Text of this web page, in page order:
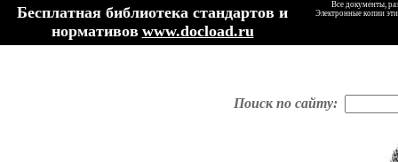
Бесплатная библиотека стандартов и
нормативов www.docload.ru
Все документы,
Электронные копии
Поиск по сайту: